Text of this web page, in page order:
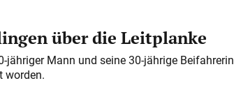
über die Leitplanke
jähriger Mann und seine 30-jährige Beifahrerin
worden.